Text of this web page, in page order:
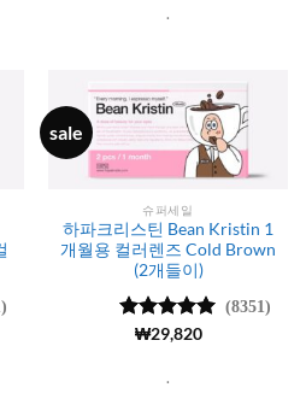
.
sale
슈퍼세일
하파크리스틴 Bean Kristin 1
개월용 컬러렌즈 Cold Brown
(2개들이)
5 중에서
(8351)
₩29,820
.